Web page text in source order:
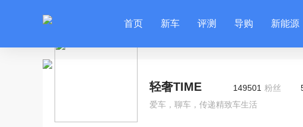
首页 新车 评测 导购 新能源
轻奢TIME 149501 粉丝
爱车，聊车，传递精致车生活